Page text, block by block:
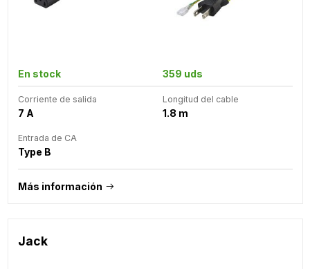
En stock 359 uds
Corriente de salida
7 A
Longitud del cable
1.8 m
Entrada de CA
Type B
Más información
Jack